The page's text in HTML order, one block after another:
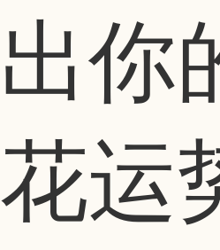
出你
花运